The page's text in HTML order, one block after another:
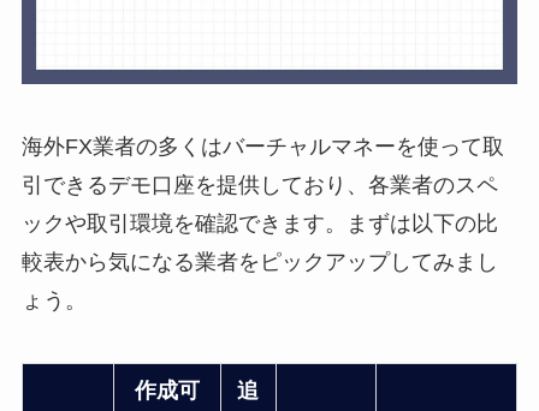
海外FX業者の多くはバーチャルマネーを使って取
引できるデモ口座を提供しており、各業者のスペ
ックや取引環境を確認できます。まずは以下の比
較表から気になる業者をピックアップしてみまし
ょう。
作成可
追